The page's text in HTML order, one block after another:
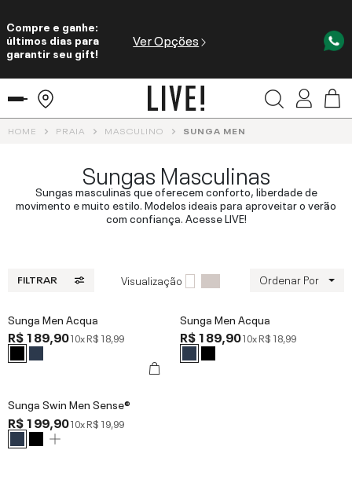
Compre e ganhe:
últimos dias para
garantir seu gift!
Ver Opções
HOME PRAIA MASCULINO SUNGA MEN
Sungas Masculinas
Sungas masculinas que oferecem conforto, liberdade de
movimento e muito estilo. Modelos ideais para aproveitar o verão
com confiança. Acesse LIVE!
FILTRAR Visualização Ordenar Por
Sunga Men Acqua
R$ 189,9010xR$ 18,99
Sunga Men Acqua
R$ 189,9010xR$ 18,99
Sunga Swin Men Sense®
R$ 199,9010xR$ 19,99